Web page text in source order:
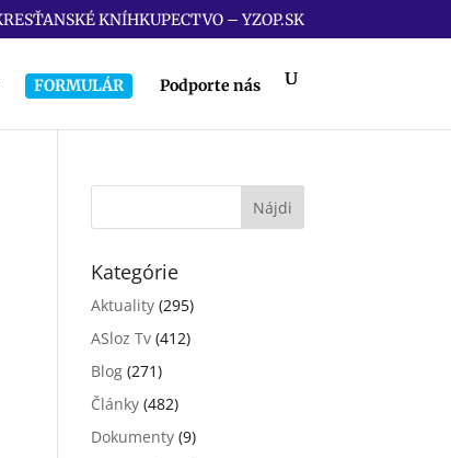
KNÍHKUPECTVO – YZOP.SK
FORMULÁR Podporte nás
Kategórie
Aktuality (295)
ASloz Tv (412)
Blog (271)
Články (482)
Dokumenty (9)